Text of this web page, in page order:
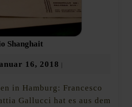
Shanghait
Birrificio
Shanghait
16, 2018 Januar
2018
in Hamburg: Francesco
Gallucci hat es aus dem